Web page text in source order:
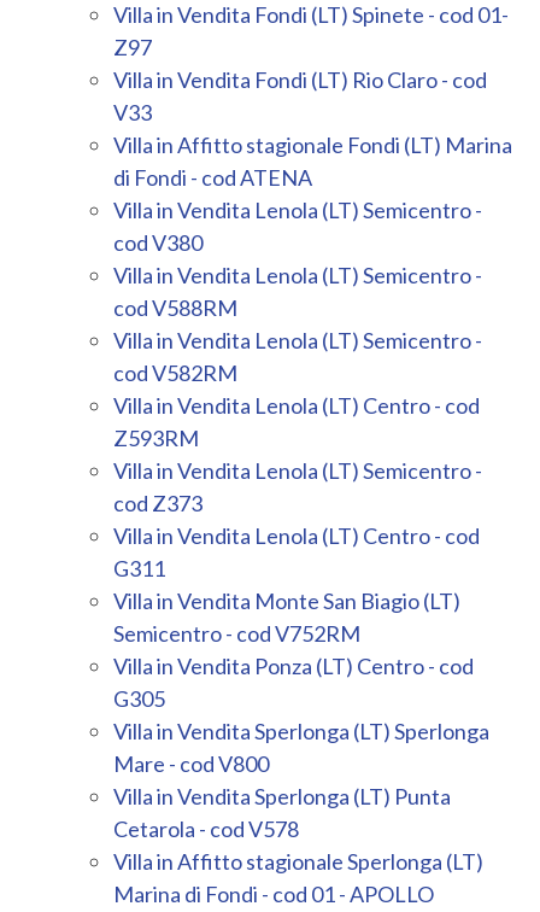
Villa in Vendita Fondi (LT) Spinete - cod 01-
Z97
Villa in Vendita Fondi (LT) Rio Claro - cod
V33
Villa in Affitto stagionale Fondi (LT) Marina
di Fondi - cod ATENA
Villa in Vendita Lenola (LT) Semicentro -
cod V380
Villa in Vendita Lenola (LT) Semicentro -
cod V588RM
Villa in Vendita Lenola (LT) Semicentro -
cod V582RM
Villa in Vendita Lenola (LT) Centro - cod
Z593RM
Villa in Vendita Lenola (LT) Semicentro -
cod Z373
Villa in Vendita Lenola (LT) Centro - cod
G311
Villa in Vendita Monte San Biagio (LT)
Semicentro - cod V752RM
Villa in Vendita Ponza (LT) Centro - cod
G305
Villa in Vendita Sperlonga (LT) Sperlonga
Mare - cod V800
Villa in Vendita Sperlonga (LT) Punta
Cetarola - cod V578
Villa in Affitto stagionale Sperlonga (LT)
Marina di Fondi - cod 01 - APOLLO